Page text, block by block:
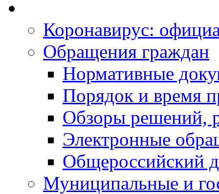
Коронавирус:
Обращения граждан
Нормативные
Порядок и время
Обзоры решений,
Электронные
Общероссийский
Муниципальные и